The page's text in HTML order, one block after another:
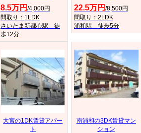
8.5万円 /4,000円
間取り：1LDK
さいたま新都心駅 徒
歩12分
22.5万円 /8,500円
間取り：2LDK
浦和駅 徒歩5分
大宮の1DK賃貸アパー
ト
南浦和の3DK賃貸マン
ション